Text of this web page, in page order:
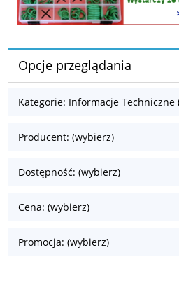
Opcje przeglądania
Kategorie: Informacje Techniczne
Producent: (wybierz)
Dostępność: (wybierz)
Cena: (wybierz)
Promocja: (wybierz)